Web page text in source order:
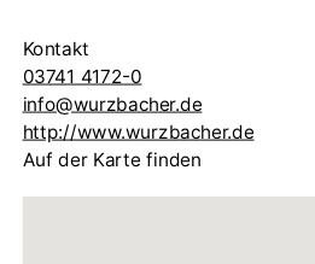
Kontakt
03741 4172-0
info@wurzbacher.de
http://www.wurzbacher.de
Auf der Karte finden